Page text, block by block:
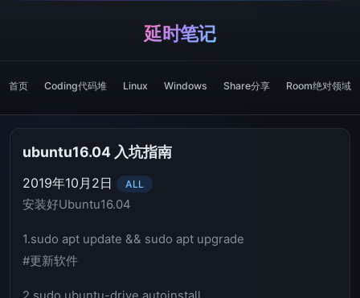
延时笔记
首页 Coding代码堆 Linux Windows Share分享 Room绝对领域
ubuntu16.04 入坑指南
2019年10月2日 ALL
安装好Ubuntu16.04
1.sudo apt update && sudo apt upgrade
#更新软件